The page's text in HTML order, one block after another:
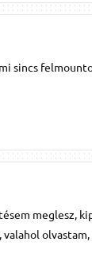
sincs
meglesz,